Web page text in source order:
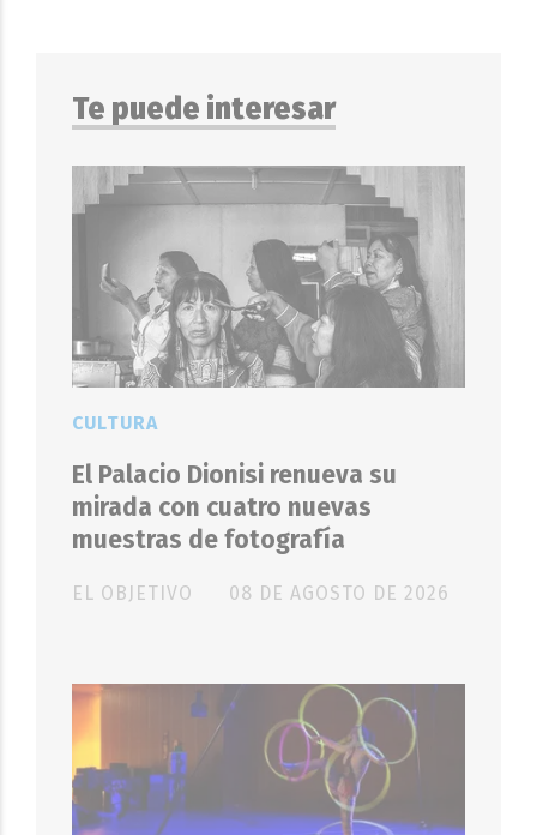
Te puede interesar
El Palacio Dionisi renueva su
mirada con cuatro nuevas
muestras de fotografía
EL OBJETIVO
CULTURA
08 DE AGOSTO DE 2026